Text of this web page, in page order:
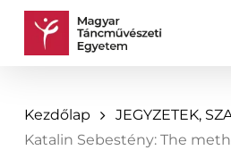
Skip
Kosár
Kezdőlap
JEGYZETEK,
Katalin Sebestény: The